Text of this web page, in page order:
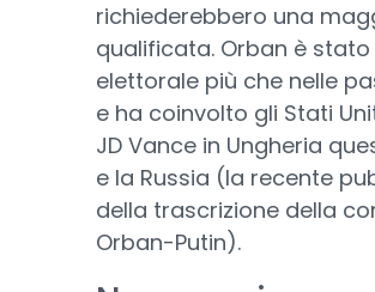
richiederebbero una
qualificata. Orban è
elettorale più che nelle
e ha coinvolto gli Stati
JD Vance in Ungheria
e la Russia (la recente
della trascrizione della
Orban-Putin).